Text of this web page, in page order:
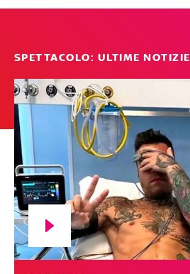
SPETTACOLO: ULTIME NOTIZIE